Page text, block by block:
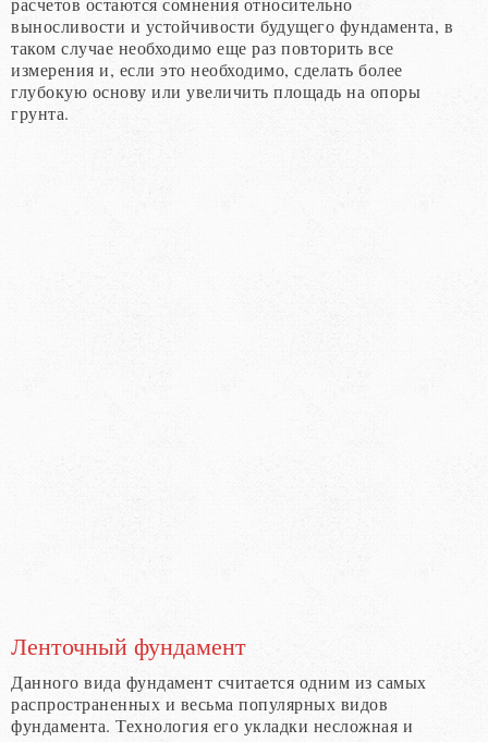
выносливости и устойчивости будущего фундамента, в
таком случае необходимо еще раз повторить все
измерения и, если это необходимо, сделать более
глубокую основу или увеличить площадь на опоры
грунта.
Ленточный фундамент
Данного вида фундамент считается одним из самых
распространенных и весьма популярных видов
фундамента. Технология его укладки несложная и